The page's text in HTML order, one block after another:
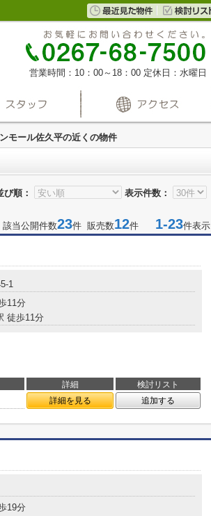
営業時間：10：00～18：00 定休日：水曜日
モール佐久平の近くの物件
び順： 表示件数：
該当公開件数23件 販売数12件 1-23件表示
1
11分
徒歩11分
詳細 検討リスト
詳細を見る 追加する
19分